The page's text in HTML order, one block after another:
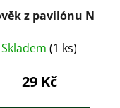
z pavilónu N
Skladem (1 ks)
29 Kč